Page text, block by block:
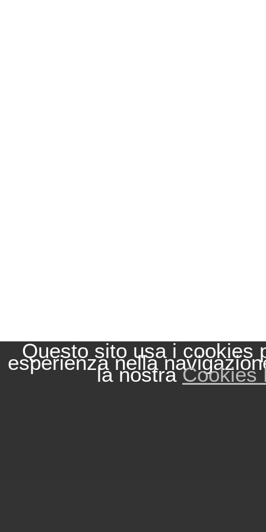
Questo sito usa i cookies
esperienza nella
la nostraCookies